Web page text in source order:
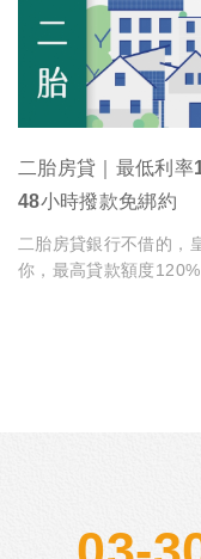
二胎房貸｜最低利率
48小時撥款免綁約
二胎房貸銀行不借的，
你，最高貸款額度120%